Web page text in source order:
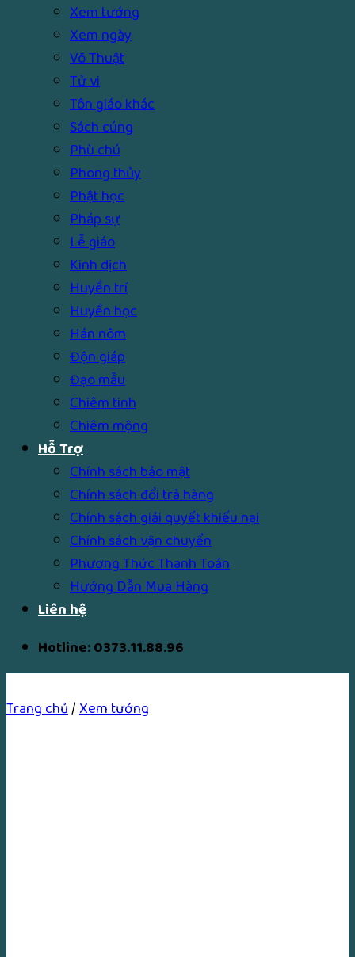
Xem tướng
Xem ngày
Võ Thuật
Tử vi
Tôn giáo khác
Sách cúng
Phù chú
Phong thủy
Phật học
Pháp sự
Lễ giáo
Kinh dịch
Huyền trí
Huyền học
Hán nôm
Độn giáp
Đạo mẫu
Chiêm tinh
Chiêm mộng
Hỗ Trợ
Chính sách bảo mật
Chính sách đổi trả hàng
Chính sách giải quyết khiếu nại
Chính sách vận chuyển
Phương Thức Thanh Toán
Hướng Dẫn Mua Hàng
Liên hệ
Hotline: 0373.11.88.96
Trang chủ/Xem tướng